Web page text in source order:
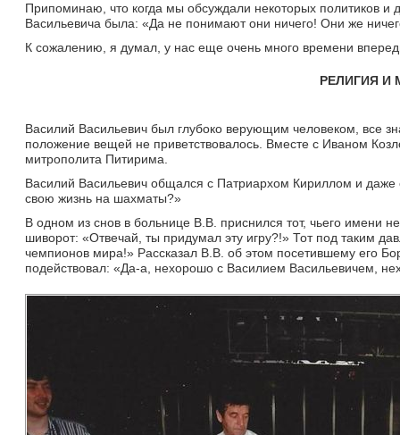
Припоминаю, что когда мы обсуждали некоторых политиков
Васильевича была: «Да не понимают они ничего! Они же
К сожалению, я думал, у нас еще очень много времени
РЕЛИГИЯ И
Василий Васильевич был глубоко верующим человеком, все
положение вещей не приветствовалось. Вместе с Иваном
митрополита Питирима.
Василий Васильевич общался с Патриархом Кириллом и
свою жизнь на шахматы?»
В одном из снов в больнице В.В. приснился тот, чьего имени
шиворот: «Отвечай, ты придумал эту игру?!» Тот под таким
чемпионов мира!» Рассказал В.В. об этом посетившему его
подействовал: «Да-а, нехорошо с Василием Васильевичем,